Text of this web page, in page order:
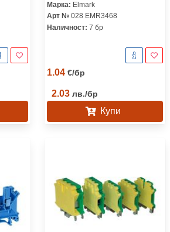
Марка: Elmark
Арт № 028 EMR3468
Наличност: 7 бр
1.04 €/бр
2.03 лв./бр
Купи